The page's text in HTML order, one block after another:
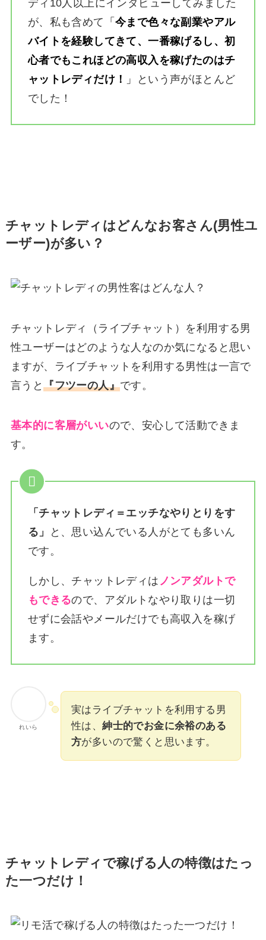
ディ10人以上にインタビューしてみました
が、私も含めて
「今まで色々な副業やアル
バイトを経験してきて、一番稼げるし、初
心者でもこれほどの高収入を稼げたのはチ
ャットレディだけ！
」
という声がほとんど
でした！
チャットレディはどんなお客さん(男性ユ
ーザー)が多い？
チャットレディ（ライブチャット）を利用する男
性ユーザーはどのような人なのか気になると思い
ますが、ライブチャットを利用する男性は一言で
言うと『フツーの人』です。
基本的に客層がいいので、安心して活動できま
す。
「チャットレディ＝エッチなやりとりをす
る」
と、思い込んでいる人がとても多いん
です。
しかし、チャットレディは ノンアダルトで
もできるので、アダルトなやり取りは一切
せずに会話やメールだけでも高収入を稼げ
ます。
れいら
実はライブチャットを利用する男
性は、紳士的でお金に余裕のある
方が多いので驚くと思います。
チャットレディで稼げる人の特徴はたっ
た一つだけ！